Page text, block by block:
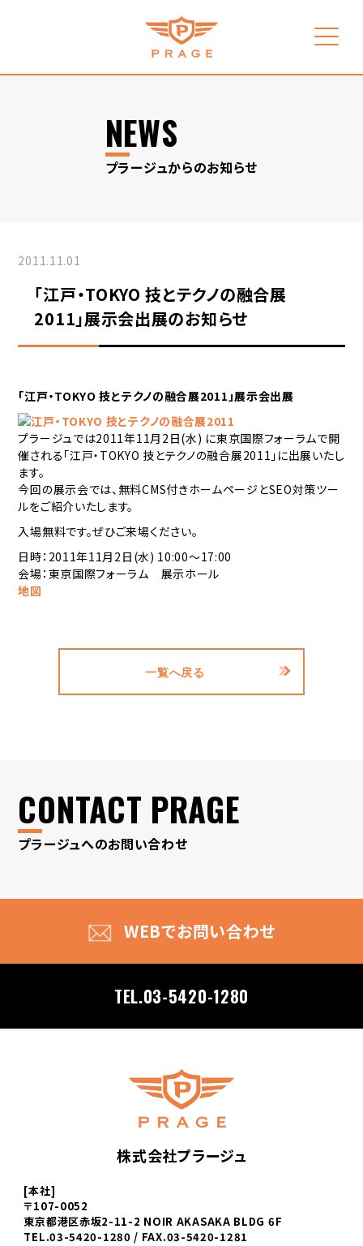
NEWS
プラージュからのお知らせ
2011.11.01
「江戸・TOKYO 技とテクノの融合展
2011」展示会出展のお知らせ
「江戸・TOKYO 技とテクノの融合展2011」展示会出展
プラージュでは2011年11月2日(水) に東京国際フォーラムで開
催される「江戸・TOKYO 技とテクノの融合展2011」に出展いたし
ます。
今回の展示会では、無料CMS付きホームページとSEO対策ツー
ルをご紹介いたします。
入場無料です。ぜひご来場ください。
日時：2011年11月2日(水) 10:00～17:00
会場：東京国際フォーラム 展示ホール
地図
一覧へ戻る
CONTACT PRAGE
プラージュへのお問い合わせ
WEBでお問い合わせ
TEL.03-5420-1280
株式会社プラージュ
[本社]
〒107-0052
東京都港区赤坂2-11-2 NOIR AKASAKA BLDG 6F
TEL.03-5420-1280 / FAX.03-5420-1281